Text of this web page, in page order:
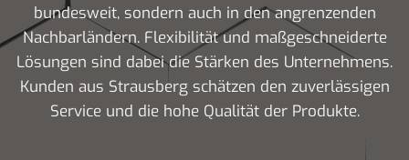
bundesweit, sondern auch in den angrenzenden
Nachbarländern. Flexibilität und maßgeschneiderte
Lösungen sind dabei die Stärken des Unternehmens.
Kunden aus Strausberg schätzen den zuverlässigen
Service und die hohe Qualität der Produkte.